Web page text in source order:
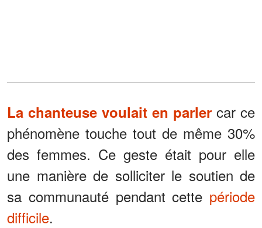
La chanteuse voulait en parler car ce
phénomène touche tout de même 30%
des femmes. Ce geste était pour elle
une manière de solliciter le soutien de
sa communauté pendant cette période
difficile.